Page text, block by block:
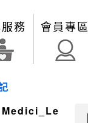
務 會員專區
Medici_Le